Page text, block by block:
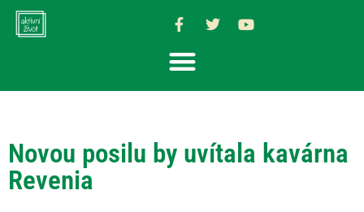
Novou posilu by uvítala kavárna
Revenia